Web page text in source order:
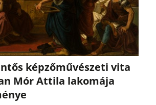
képzőművészeti vita
Mór Attila lakomája